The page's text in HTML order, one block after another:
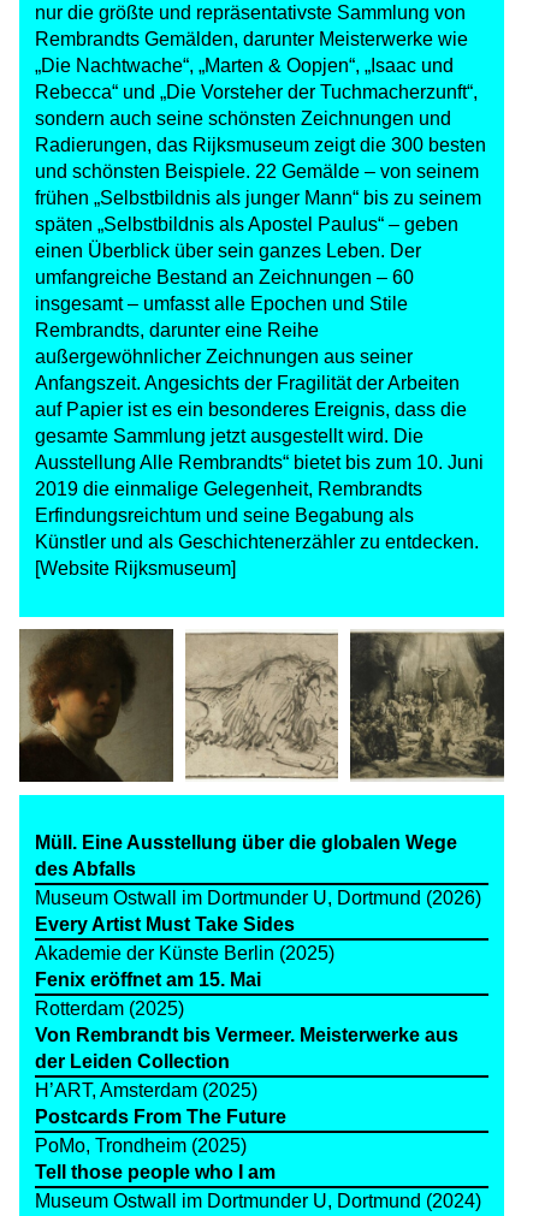
nur die größte und repräsentativste Sammlung von
Rembrandts Gemälden, darunter Meisterwerke wie
„Die Nachtwache“, „Marten & Oopjen“, „Isaac und
Rebecca“ und „Die Vorsteher der Tuchmacherzunft“,
sondern auch seine schönsten Zeichnungen und
Radierungen, das Rijksmuseum zeigt die 300 besten
und schönsten Beispiele. 22 Gemälde – von seinem
frühen „Selbstbildnis als junger Mann“ bis zu seinem
späten „Selbstbildnis als Apostel Paulus“ – geben
einen Überblick über sein ganzes Leben. Der
umfangreiche Bestand an Zeichnungen – 60
insgesamt – umfasst alle Epochen und Stile
Rembrandts, darunter eine Reihe
außergewöhnlicher Zeichnungen aus seiner
Anfangszeit. Angesichts der Fragilität der Arbeiten
auf Papier ist es ein besonderes Ereignis, dass die
gesamte Sammlung jetzt ausgestellt wird. Die
Ausstellung Alle Rembrandts“ bietet bis zum 10. Juni
2019 die einmalige Gelegenheit, Rembrandts
Erfindungs­reichtum und seine Begabung als
Künstler und als Geschichtenerzähler zu entdecken.
[Website Rijksmuseum]
Müll. Eine Ausstellung über die globalen Wege
des Abfalls
Museum Ostwall im Dortmunder U, Dortmund (2026)
Every Artist Must Take Sides
Akademie der Künste Berlin (2025)
Fenix eröffnet am 15. Mai
Rotterdam (2025)
Von Rembrandt bis Vermeer. Meisterwerke aus
der Leiden Collection
H’ART, Amsterdam (2025)
Postcards From The Future
PoMo, Trondheim (2025)
Tell those people who I am
Museum Ostwall im Dortmunder U, Dortmund (2024)